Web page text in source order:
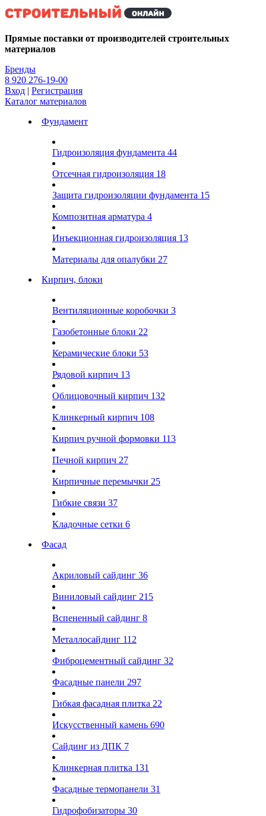
Kg
Прямые поставки от производителей строительных
материалов
Бренды
8 920 276-19-00
Вход | Регистрация
Каталог материалов
Фундамент
Гидроизоляция фундамента 44
Отсечная гидроизоляция 18
Защита гидроизоляции фундамента 15
Композитная арматура 4
Инъекционная гидроизоляция 13
Материалы для опалубки 27
Кирпич, блоки
Вентиляционные коробочки 3
Газобетонные блоки 22
Керамические блоки 53
Рядовой кирпич 13
Облицовочный кирпич 132
Клинкерный кирпич 108
Кирпич ручной формовки 113
Печной кирпич 27
Кирпичные перемычки 25
Гибкие связи 37
Кладочные сетки 6
Фасад
Акриловый сайдинг 36
Виниловый сайдинг 215
Вспененный сайдинг 8
Металлосайдинг 112
Фиброцементный сайдинг 32
Фасадные панели 297
Гибкая фасадная плитка 22
Искусственный камень 690
Сайдинг из ДПК 7
Клинкерная плитка 131
Фасадные термопанели 31
Гидрофобизаторы 30